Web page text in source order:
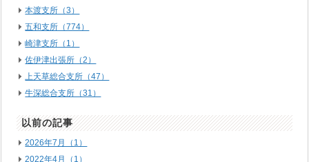
本渡支所（3）
五和支所（774）
崎津支所（1）
佐伊津出張所（2）
上天草総合支所（47）
牛深総合支所（31）
以前の記事
2026年7月（1）
2022年4月（1）